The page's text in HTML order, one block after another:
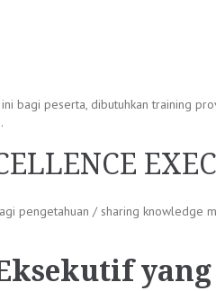
bagi peserta, dibutuhkan training
pengetahuan / sharing knowledge